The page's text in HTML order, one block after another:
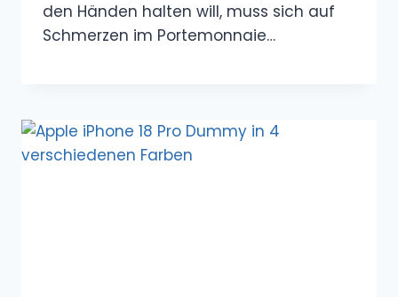
den Händen halten will, muss sich auf
Schmerzen im Portemonnaie…